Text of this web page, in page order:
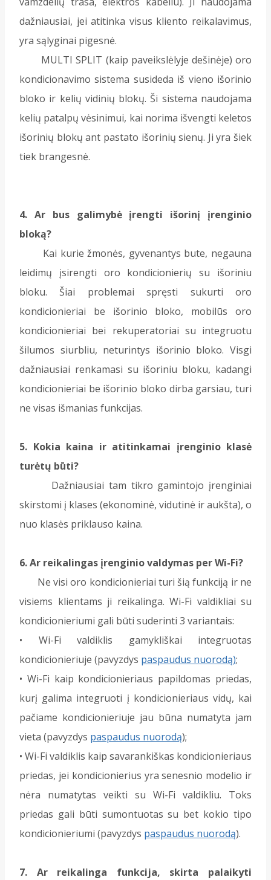
dažniausiai, jei atitinka visus kliento reikalavimus,
yra sąlyginai pigesnė.
MULTI SPLIT (kaip paveikslėlyje dešinėje) oro
kondicionavimo sistema susideda iš vieno išorinio
bloko ir kelių vidinių blokų. Ši sistema naudojama
kelių patalpų vėsinimui, kai norima išvengti keletos
išorinių blokų ant pastato išorinių sienų. Ji yra šiek
tiek brangesnė.
4. Ar bus galimybė įrengti išorinį įrenginio
bloką?
Kai kurie žmonės, gyvenantys bute, negauna
leidimų įsirengti oro kondicionierių su išoriniu
bloku. Šiai problemai spręsti sukurti oro
kondicionieriai be išorinio bloko, mobilūs oro
kondicionieriai bei rekuperatoriai su integruotu
šilumos siurbliu, neturintys išorinio bloko. Visgi
dažniausiai renkamasi su išoriniu bloku, kadangi
kondicionieriai be išorinio bloko dirba garsiau, turi
ne visas išmanias funkcijas.
5. Kokia kaina ir atitinkamai įrenginio klasė
turėtų būti?
Dažniausiai tam tikro gamintojo įrenginiai
skirstomi į klases (ekonominė, vidutinė ir aukšta), o
nuo klasės priklauso kaina.
6. Ar reikalingas įrenginio valdymas per Wi-Fi?
Ne visi oro kondicionieriai turi šią funkciją ir ne
visiems klientams ji reikalinga. Wi-Fi valdikliai su
kondicionieriumi gali būti suderinti 3 variantais:
• Wi-Fi valdiklis gamykliškai integruotas
kondicionieriuje (pavyzdys paspaudus nuorodą);
• Wi-Fi kaip kondicionieriaus papildomas priedas,
kurį galima integruoti į kondicionieriaus vidų, kai
pačiame kondicionieriuje jau būna numatyta jam
vieta (pavyzdys paspaudus nuorodą);
• Wi-Fi valdiklis kaip savarankiškas kondicionieriaus
priedas, jei kondicionierius yra senesnio modelio ir
nėra numatytas veikti su Wi-Fi valdikliu. Toks
priedas gali būti sumontuotas su bet kokio tipo
kondicionieriumi (pavyzdys paspaudus nuorodą).
7. Ar reikalinga funkcija, skirta palaikyti